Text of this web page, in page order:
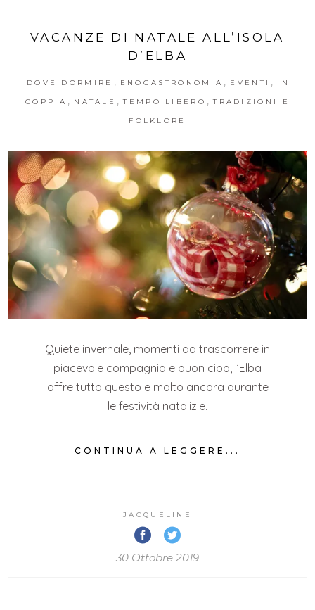
VACANZE DI NATALE ALL’ISOLA
D’ELBA
DOVE DORMIRE ENOGASTRONOMIA EVENTI IN
COPPIA NATALE TEMPO LIBERO TRADIZIONI E
FOLKLORE
Quiete invernale, momenti da trascorrere in
piacevole compagnia e buon cibo, l’Elba
offre tutto questo e molto ancora durante
le festività natalizie.
CONTINUA A LEGGERE...
JACQUELINE
30 Ottobre 2019